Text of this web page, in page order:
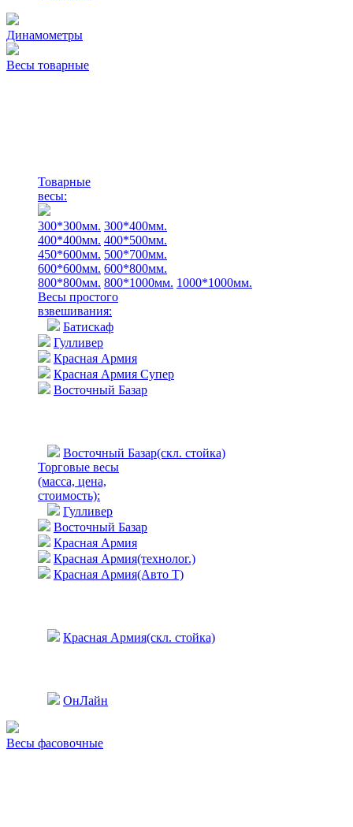
Динамометры
Весы товарные
Товарные
весы:
300*300мм. 300*400мм.
400*400мм. 400*500мм.
450*600мм. 500*700мм.
600*600мм. 600*800мм.
800*800мм. 800*1000мм. 1000*1000мм.
Весы простого
взвешивания:
Батискаф
Гулливер
Красная Армия
Красная Армия Супер
Восточный Базар
Восточный Базар(скл. стойка)
Торговые весы
(масса, цена,
стоимость):
Гулливер
Восточный Базар
Красная Армия
Красная Армия(технолог.)
Красная Армия(Авто Т)
Красная Армия(скл. стойка)
ОнЛайн
Весы фасовочные